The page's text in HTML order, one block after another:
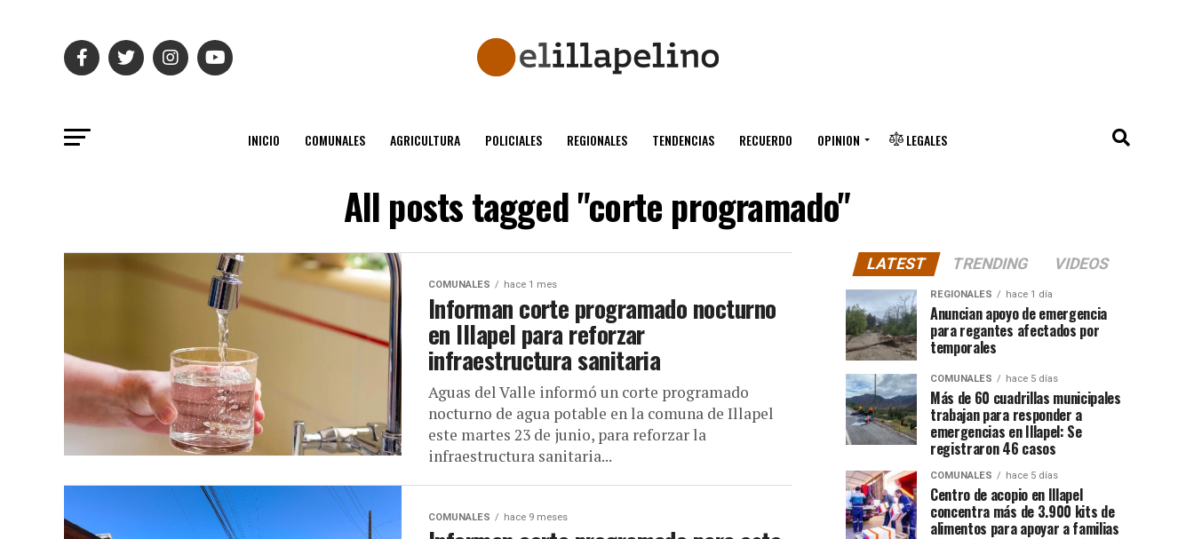
INICIO COMUNALES AGRICULTURA POLICIALES REGIONALES TENDENCIAS RECUERDO OPINION LEGALES
All posts tagged "corte programado"
COMUNALES hace 1 mes
Informan corte programado nocturno
en Illapel para reforzar
infraestructura sanitaria
Aguas del Valle informó un corte programado
nocturno de agua potable en la comuna de Illapel
este martes 23 de junio, para reforzar la
infraestructura sanitaria...
COMUNALES hace 9 meses
LATEST TRENDING VIDEOS
REGIONALES hace 1 día
Anuncian apoyo de emergencia
para regantes afectados por
temporales
COMUNALES hace 5 días
Más de 60 cuadrillas municipales
trabajan para responder a
emergencias en Illapel: Se
registraron 46 casos
COMUNALES hace 5 días
Centro de acopio en Illapel
concentra más de 3.900 kits de
alimentos para apoyar a familias